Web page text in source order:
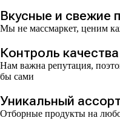
Вкусные и свежие
Мы не массмаркет, ценим
Контроль качества
Нам важна репутация,
бы сами
Уникальный
Отборные продукты на